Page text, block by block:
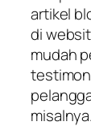
artikel
di
mudah
misalnya.